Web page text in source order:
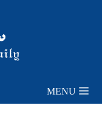
MENU